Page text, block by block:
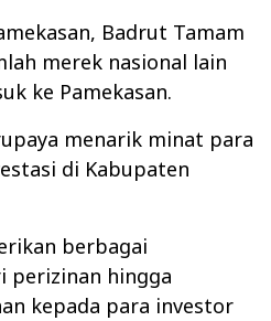
Badrut Tamam
merek nasional lain
ke Pamekasan.
menarik minat para
di Kabupaten
berbagai
perizinan hingga
kepada para investor